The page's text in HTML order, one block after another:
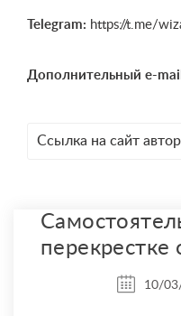
Telegram: https://t.me/
Дополнительный e-
Ссылка на сайт
10/